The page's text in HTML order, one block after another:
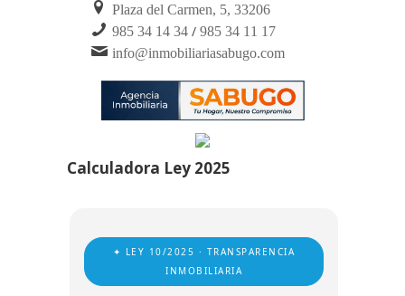
Plaza del Carmen, 5, 33206
985 34 14 34 / 985 34 11 17
info@inmobiliariasabugo.com
Calculadora Ley 2025
✦ LEY 10/2025 · TRANSPARENCIA
INMOBILIARIA